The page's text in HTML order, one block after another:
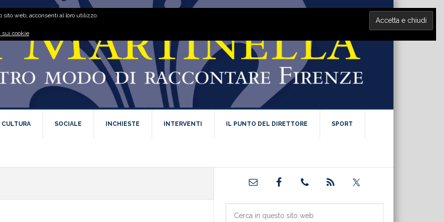
CULTURA SOCIALE INCHIESTE INTERVENTI IL PUNTO DEL DIRETTORE SPORT
Barra
primaria
web, acconsenti al loro utilizzo.
sui cookie